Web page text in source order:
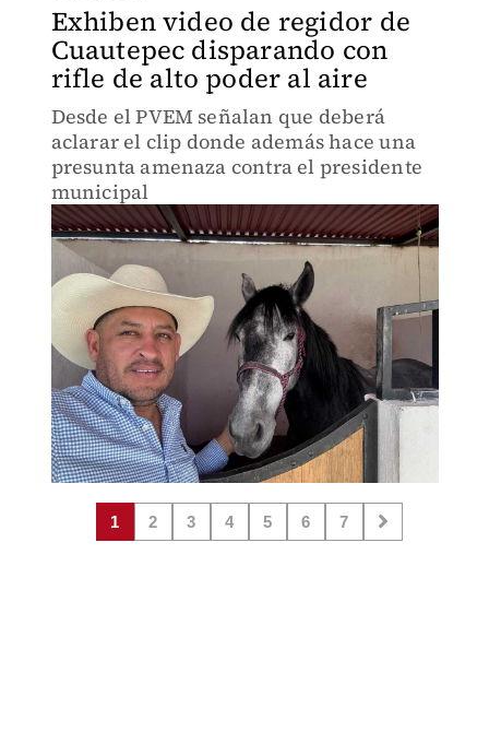
Exhiben video de regidor de
Cuautepec disparando con
rifle de alto poder al aire
Desde el PVEM señalan que deberá
aclarar el clip donde además hace una
presunta amenaza contra el presidente
municipal
1 2 3 4 5 6 7